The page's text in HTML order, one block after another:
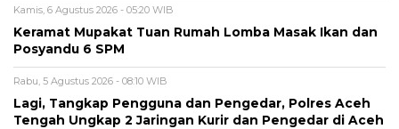
Kamis, 6 Agustus 2026 - 05:20 WIB
Keramat Mupakat Tuan Rumah Lomba Masak Ikan dan
Posyandu 6 SPM
Rabu, 5 Agustus 2026 - 08:10 WIB
Lagi, Tangkap Pengguna dan Pengedar, Polres Aceh
Tengah Ungkap 2 Jaringan Kurir dan Pengedar di Aceh